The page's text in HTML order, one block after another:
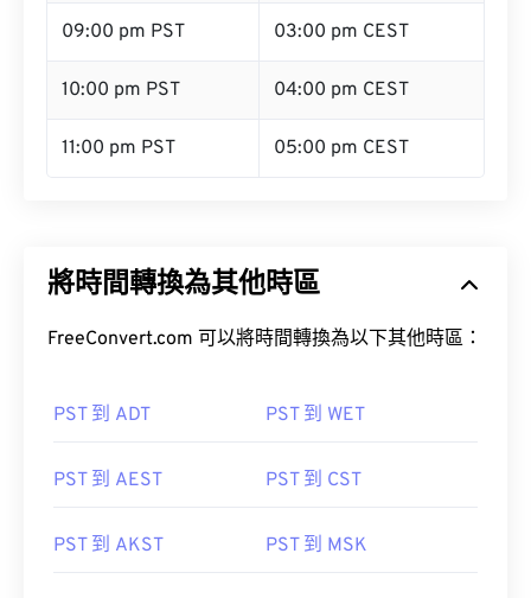
09:00 pm PST 03:00 pm CEST
10:00 pm PST 04:00 pm CEST
11:00 pm PST 05:00 pm CEST
將時間轉換為其他時區
FreeConvert.com 可以將時間轉換為以下其他時區：
PST 到 ADT PST 到 WET
PST 到 AEST PST 到 CST
PST 到 AKST PST 到 MSK